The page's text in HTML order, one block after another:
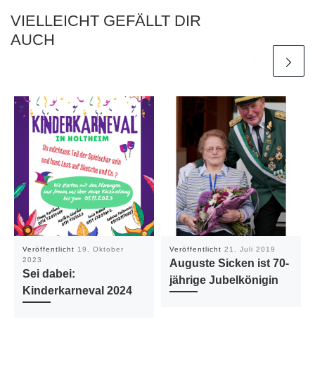
VIELLEICHT GEFÄLLT DIR
AUCH
Veröffentlicht 19. Oktober
2023
Sei dabei:
Kinderkarneval 2024
Veröffentlicht 21. Juli 2019
Auguste Sicken ist 70-
jährige Jubelkönigin